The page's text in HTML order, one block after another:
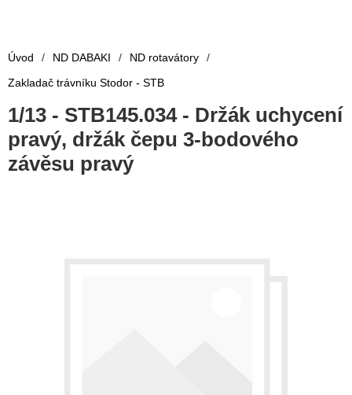
Úvod / ND DABAKI / ND rotavátory
/
Zakladač trávníku Stodor - STB
1/13 - STB145.034 - Držák uchycení
pravý, držák čepu 3-bodového
závěsu pravý